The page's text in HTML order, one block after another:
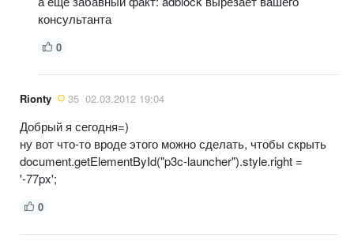
консультанта
0
Rionty 35 02.03.2012 19:04
Добрый я сегодня=)
ну вот что-то вроде этого можно сделать, чтобы скрыть
document.getElementById("p3c-launcher").style.right =
'-77px';
0